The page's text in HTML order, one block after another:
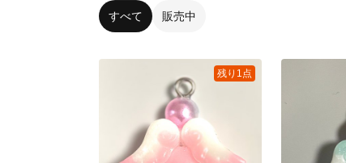
すべて 販売中
残り1点